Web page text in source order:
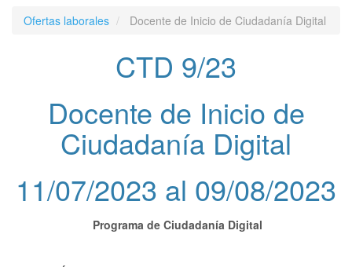
Ofertas laborales Docente de Inicio de Ciudadanía Digital
CTD 9/23
Docente de Inicio de
Ciudadanía Digital
11/07/2023 al 09/08/2023
Programa de Ciudadanía Digital